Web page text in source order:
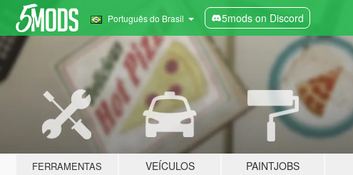
Português do Brasil 5mods on Discord
FERRAMENTAS VEÍCULOS PAINTJOBS